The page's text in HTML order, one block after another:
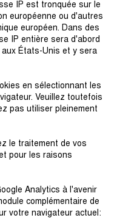
IP est tronquée sur le
européenne ou d'autres
européen. Dans des
IP entière sera d'abord
États-Unis et y sera
en sélectionnant les
Veuillez toutefois
pas utiliser pleinement
le traitement de vos
pour les raisons
Analytics à l'avenir
complémentaire de
votre navigateur actuel: